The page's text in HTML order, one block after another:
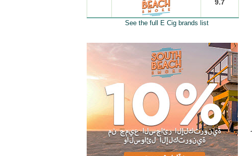
9.7
See the full E Cig brands list